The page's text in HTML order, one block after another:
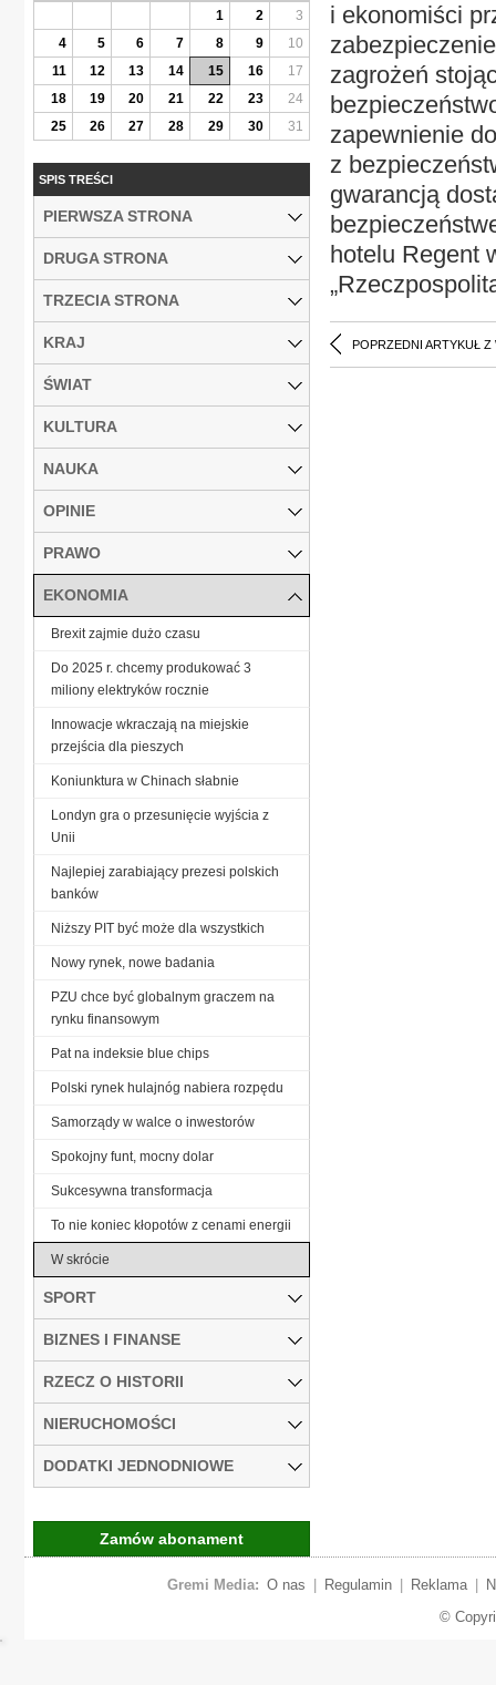
i ekonomiści
zagrożeń
zapewnienie
z
gwarancją
hotelu Regent
POPRZEDNI ARTYKUŁ Z
1
2
3
4
5 6 7 8 9
10
11
12 13 14 15 16
17
18
19 20 21 22 23
24
25
26 27 28 29 30 31
SPIS TREŚCI
PIERWSZA STRONA
DRUGA STRONA
TRZECIA STRONA
KRAJ
ŚWIAT
KULTURA
NAUKA
OPINIE
PRAWO
EKONOMIA
Brexit zajmie dużo czasu
Do 2025 r. chcemy produkować 3
miliony elektryków rocznie
Innowacje wkraczają na miejskie
przejścia dla pieszych
Koniunktura w Chinach słabnie
Londyn gra o przesunięcie wyjścia z
Unii
Najlepiej zarabiający prezesi polskich
banków
Niższy PIT być może dla wszystkich
Nowy rynek, nowe badania
PZU chce być globalnym graczem na
rynku finansowym
Pat na indeksie blue chips
Polski rynek hulajnóg nabiera rozpędu
Samorządy w walce o inwestorów
Spokojny funt, mocny dolar
Sukcesywna transformacja
To nie koniec kłopotów z cenami energii
W skrócie
SPORT
BIZNES I FINANSE
RZECZ O HISTORII
NIERUCHOMOŚCI
DODATKI JEDNODNIOWE
Zamów abonament
Gremi Media: O nas Regulamin Reklama
©